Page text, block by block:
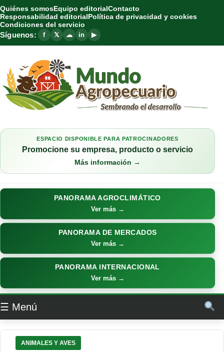
Quiénes somosEquipo editorialContacto
Responsabilidad editorialPolítica de privacidad y cookies
Condiciones del servicio
Síguenos: f 𝕏 ☁ in ▶
ESPACIO DISPONIBLE PARA PATROCINADORES
Promocione su empresa, producto o servicio
Más información →
PANORAMA AGROCLIMÁTICO
Ver más →
PANORAMA DE MERCADOS
Ver más →
PANORAMA INTERNACIONAL
Ver más →
☰ Menú
ANIMALES Y AVES